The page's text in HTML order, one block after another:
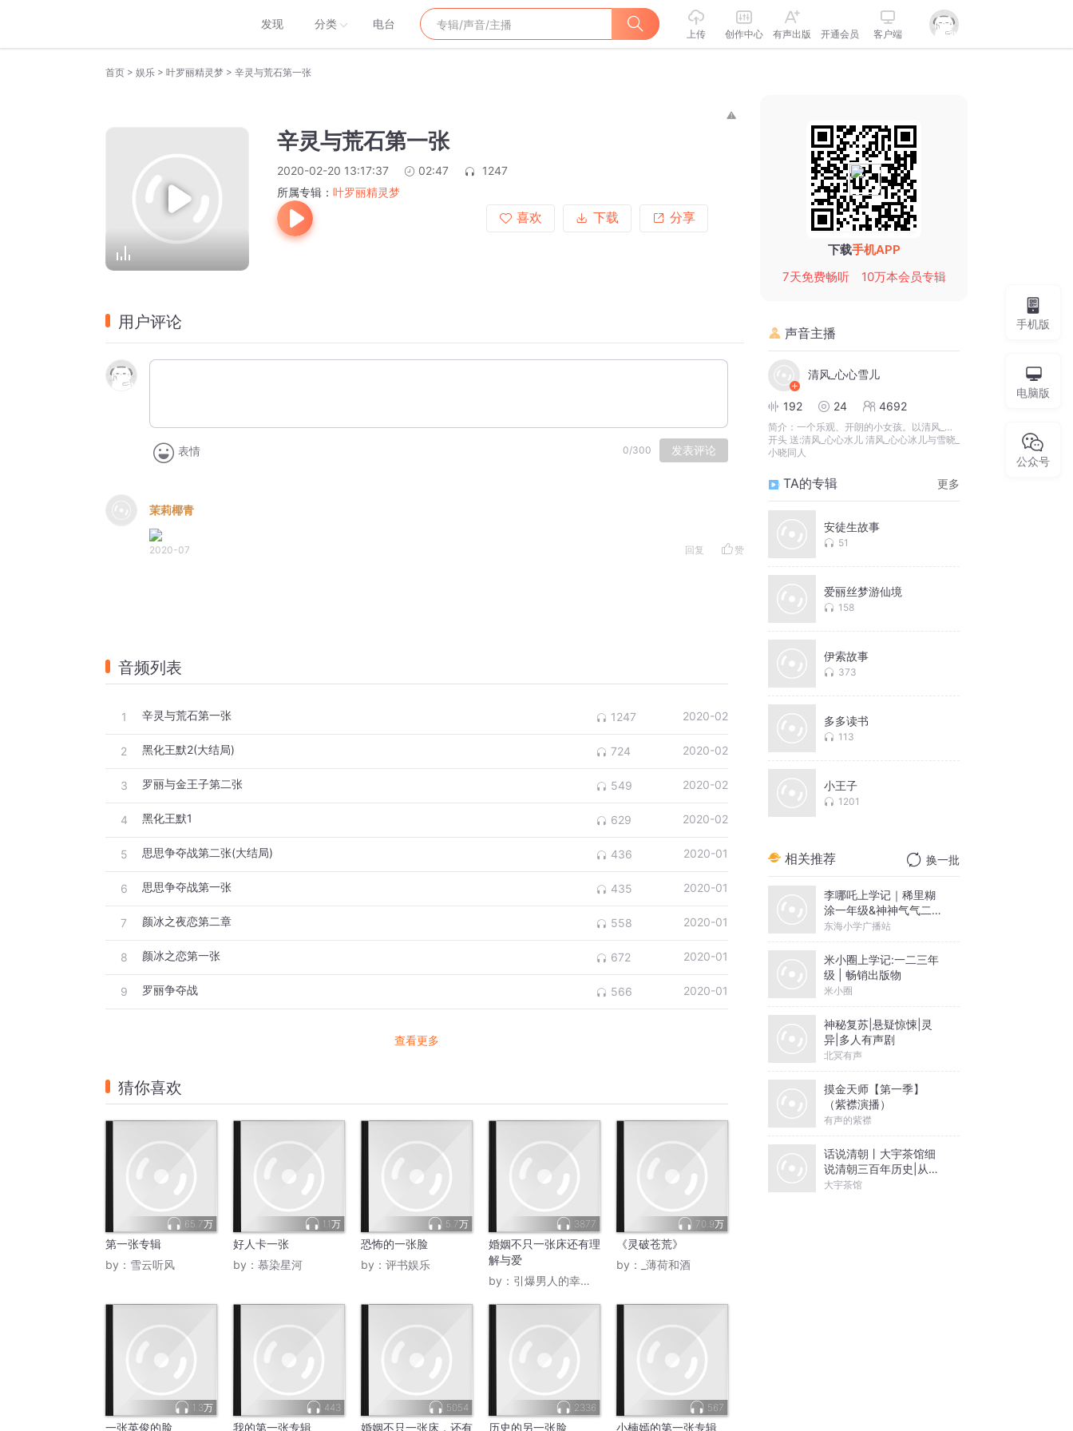
发现 分类 电台
上传 创作中心 有声出版 开通会员 客户端
首页 > 娱乐 > 叶罗丽精灵梦 > 辛灵与荒石第一张
辛灵与荒石第一张
2020-02-20 13:17:37 02:47
1247
所属专辑： 叶罗丽精灵梦
喜欢
下载 分享
用户评论
表情 0/300 发表评论
茉莉椰青
2020-07 回复 赞
音频列表
1 辛灵与荒石第一张 1247 2020-02
2 黑化王默2(大结局) 724 2020-02
3 罗丽与金王子第二张 549 2020-02
4 黑化王默1 629 2020-02
5 思思争夺战第二张(大结局) 436 2020-01
6 思思争夺战第一张 435 2020-01
7 颜冰之夜恋第二章 558 2020-01
8 颜冰之恋第一张 672 2020-01
9 罗丽争夺战 566 2020-01
查看更多
猜你喜欢
65.7万
第一张专辑
by： 雪云听风
1.1万
好人卡一张
by： 慕染星河
5.7万
恐怖的一张脸
by： 评书娱乐
3877
婚姻不只一张床还有理
解与爱
by： 引爆男人的幸福女人
70.9万
《灵破苍荒》
by：
_薄荷和酒
1.3万
一张英俊的脸
443
我的第一张专辑
5054
婚姻不只一张床，还有
2336
历史的另一张脸
567
小楠嫣的第一张专辑
下载手机APP
7天免费畅听
10万本会员专辑
声音主播
清风_心心雪儿
192 24 4692
简介： 一个乐观、开朗的小女孩。以清风_…
开头 送:清风_心心水儿 清风_心心冰儿与雪晓_
小晓同人
TA的专辑 更多
安徒生故事
51
爱丽丝梦游仙境
158
伊索故事
373
多多读书
113
小王子
1201
相关推荐 换一批
李哪吒上学记｜稀里糊
涂一年级&神神气气二年
级
东海小学广播站
米小圈上学记:一二三年
级 | 畅销出版物
米小圈
神秘复苏|悬疑惊悚|灵
异|多人有声剧
北冥有声
摸金天师【第一季】
（紫襟演播）
有声的紫襟
话说清朝丨大宇茶馆细
说清朝三百年历史|从努
尔哈赤到末代皇帝溥仪|
大宇茶馆
手机版
电脑版
公众号